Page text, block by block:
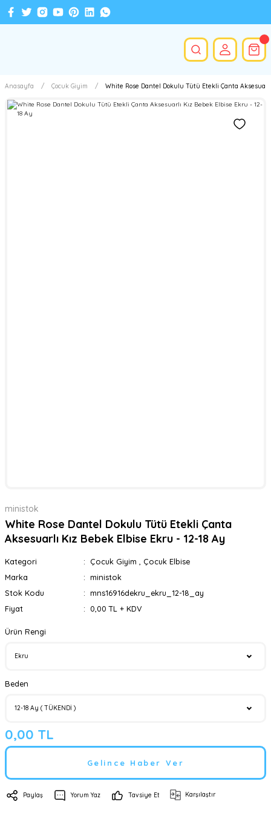
Anasayfa Çocuk Giyim White Rose Dantel Dokulu Tütü Etekli Çanta
ministok
White Rose Dantel Dokulu Tütü Etekli Çanta
Aksesuarlı Kız Bebek Elbise Ekru - 12-18 Ay
Kategori Çocuk Giyim
Çocuk Elbise
Marka
ministok
Stok Kodu
mns16916dekru_ekru_12-18_ay
Fiyat
0,00 TL + KDV
Ürün Rengi
Beden
0,00 TL
Gelince Haber Ver
Paylaş Yorum Yaz Tavsiye Et Karşılaştır